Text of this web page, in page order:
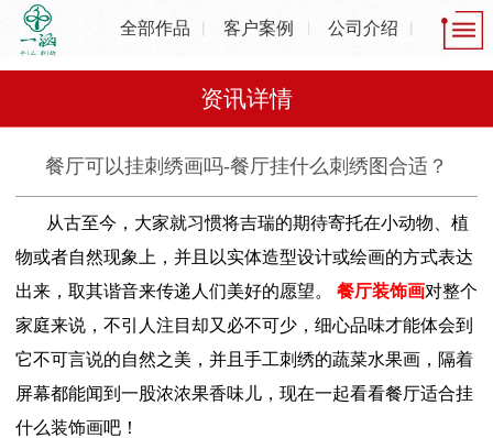
全部作品 客户案例 公司介绍
资讯详情
餐厅可以挂刺绣画吗-餐厅挂什么刺绣图合适？
从古至今，大家就习惯将吉瑞的期待寄托在小动物、植
物或者自然现象上，并且以实体造型设计或绘画的方式表达
出来，取其谐音来传递人们美好的愿望。 餐厅装饰画对整个
家庭来说，不引人注目却又必不可少，细心品味才能体会到
它不可言说的自然之美，并且手工刺绣的蔬菜水果画，隔着
屏幕都能闻到一股浓浓果香味儿，现在一起看看餐厅适合挂
什么装饰画吧！